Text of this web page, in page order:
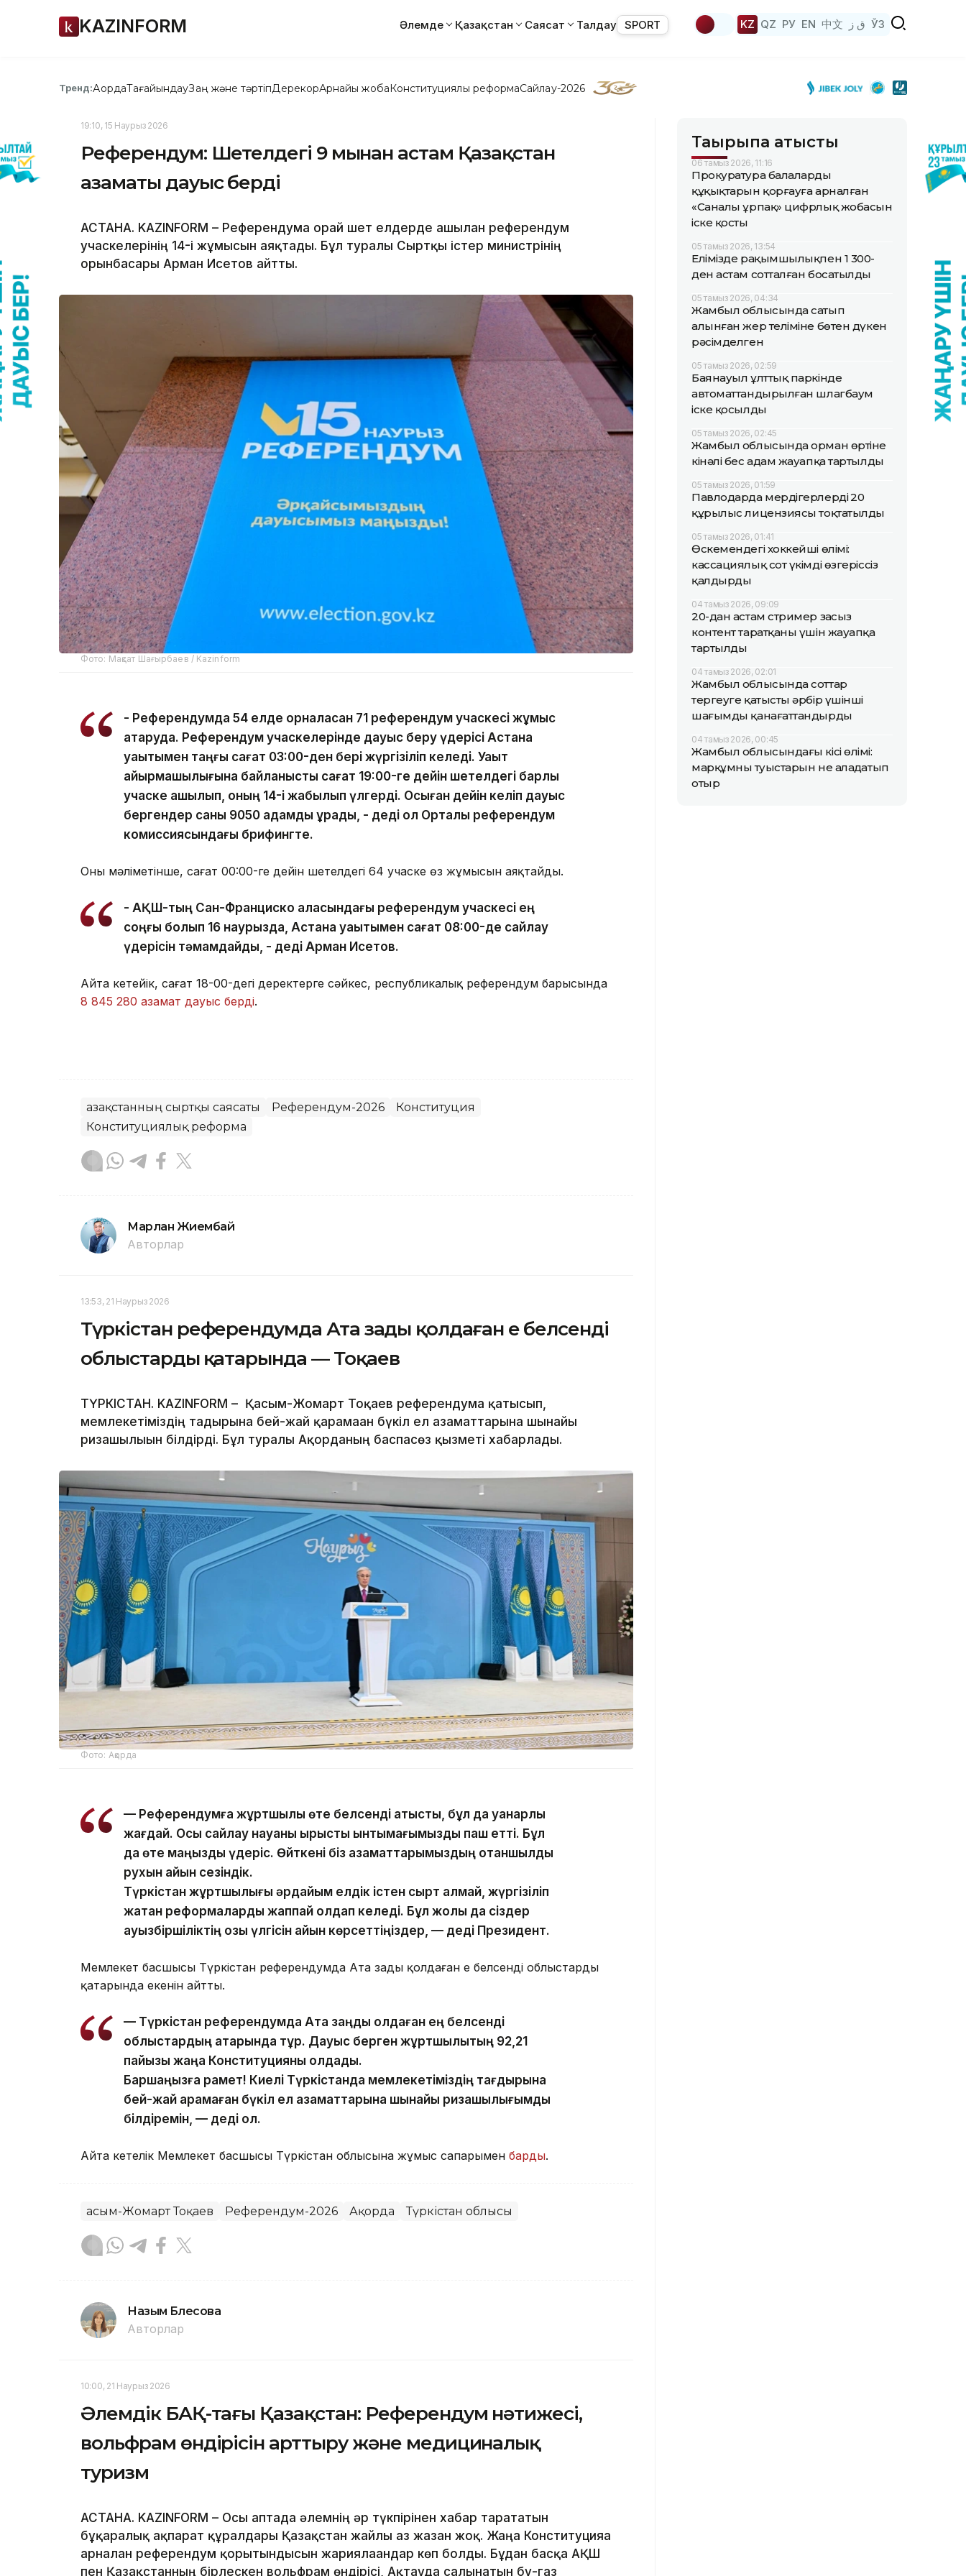
KAZINFORM Әлемде Қазақстан Саясат Талдау SPORT KZ QZ РУ EN 中文 ق ز ЎЗ
Тренд:АқордаТағайындауЗаң және тәртіпДерекқорАрнайы жобаКонституциялық реформаСайлау-2026
19:10, 15 Наурыз 2026
Референдум: Шетелдегі 9 мыңнан астам Қазақстан
азаматы дауыс берді
АСТАНА. KAZINFORM – Референдумға орай шет елдерде ашылған референдум
учаскелерінің 14-і жұмысын аяқтады. Бұл туралы Сыртқы істер министрінің
орынбасары Арман Исетов айтты.
Фото: Мақсат Шағырбаев / Kazinform
- Референдумда 54 елде орналасқан 71 референдум учаскесі жұмыс
атқаруда. Референдум учаскелерінде дауыс беру үдерісі Астана
уақытымен таңғы сағат 03:00-ден бері жүргізіліп келеді. Уақыт
айырмашылығына байланысты сағат 19:00-ге дейін шетелдегі барлық
учаске ашылып, оның 14-і жабылып үлгерді. Осыған дейін келіп дауыс
бергендер саны 9050 адамды құрады, - деді ол Орталық референдум
комиссиясындағы брифингте.
Оның мәліметінше, сағат 00:00-ге дейін шетелдегі 64 учаске өз жұмысын аяқтайды.
- АҚШ-тың Сан-Франциско қаласындағы референдум учаскесі ең
соңғы болып 16 наурызда, Астана уақытымен сағат 08:00-де сайлау
үдерісін тәмамдайды, - деді Арман Исетов.
Айта кетейік, сағат 18-00-дегі деректерге сәйкес, республикалық референдум барысында
8 845 280 азамат дауыс берді.
Қазақстанның сыртқы саясаты Референдум-2026
Конституция
Конституциялық реформа
Марлан Жиембай
Авторлар
13:53, 21 Наурыз 2026
Түркістан референдумда Ата заңды қолдаған ең белсенді
облыстардың қатарында — Тоқаев
ТҮРКІСТАН. KAZINFORM – Қасым-Жомарт Тоқаев референдумға қатысып,
мемлекетіміздің тағдырына бей-жай қарамаған бүкіл ел азаматтарына шынайы
ризашылығын білдірді. Бұл туралы Ақорданың баспасөз қызметі хабарлады.
Фото: Ақорда
— Референдумға жұртшылық өте белсенді қатысты, бұл да қуанарлық
жағдай. Осы сайлау науқаны ырысты ынтымағымызды паш етті. Бұл
да өте маңызды үдеріс. Өйткені біз азаматтарымыздың отаншылдық
рухын айқын сезіндік.
Түркістан жұртшылығы әрдайым елдік істен сырт қалмай, жүргізіліп
жатқан реформаларды жаппай қолдап келеді. Бұл жолы да сіздер
ауызбіршіліктің озық үлгісін айқын көрсеттіңіздер, — деді Президент.
Мемлекет басшысы Түркістан референдумда Ата заңды қолдаған ең белсенді облыстардың
қатарында екенін айтты.
— Түркістан референдумда Ата заңды қолдаған ең белсенді
облыстардың қатарында тұр. Дауыс берген жұртшылықтың 92,21
пайызы жаңа Конституцияны қолдады.
Баршаңызға рақмет! Киелі Түркістанда мемлекетіміздің тағдырына
бей-жай қарамаған бүкіл ел азаматтарына шынайы ризашылығымды
білдіремін, — деді ол.
Айта кетелік Мемлекет басшысы Түркістан облысына жұмыс сапарымен барды.
Қасым-Жомарт Тоқаев Референдум-2026 Ақорда Түркістан облысы
Назым Бөлесова
Авторлар
10:00, 21 Наурыз 2026
Әлемдік БАҚ-тағы Қазақстан: Референдум нәтижесі,
вольфрам өндірісін арттыру және медициналық
туризм
АСТАНА. KAZINFORM – Осы аптада әлемнің әр түкпірінен хабар тарататын
бұқаралық ақпарат құралдары Қазақстан жайлы аз жазған жоқ. Жаңа Конституцияға
арналған референдум қорытындысын жариялағандар көп болды. Бұдан басқа АҚШ
пен Қазақстанның бірлескен вольфрам өндірісі, Ақтауда салынатын бу-газ
Тақырыпқа қатысты
06 тамыз 2026, 11:16
Прокуратура балалардың
құқықтарын қорғауға арналған
«Саналы ұрпақ» цифрлық жобасын
іске қосты
05 тамыз 2026, 13:54
Елімізде рақымшылықпен 1 300-
ден астам сотталған босатылды
05 тамыз 2026, 04:34
Жамбыл облысында сатып
алынған жер теліміне бөтен дүкен
рәсімделген
05 тамыз 2026, 02:59
Баянауыл ұлттық паркінде
автоматтандырылған шлагбаум
іске қосылды
05 тамыз 2026, 02:45
Жамбыл облысында орман өртіне
кінәлі бес адам жауапқа тартылды
05 тамыз 2026, 01:59
Павлодарда мердігерлердің 20
құрылыс лицензиясы тоқтатылды
05 тамыз 2026, 01:41
Өскемендегі хоккейші өлімі:
кассациялық сот үкімді өзгеріссіз
қалдырды
04 тамыз 2026, 09:09
20-дан астам стример заңсыз
контент таратқаны үшін жауапқа
тартылды
04 тамыз 2026, 02:01
Жамбыл облысында соттар
тергеуге қатысты әрбір үшінші
шағымды қанағаттандырды
04 тамыз 2026, 00:45
Жамбыл облысындағы кісі өлімі:
марқұмның туыстарын не алаңдатып
отыр